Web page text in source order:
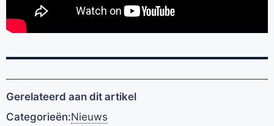
Gerelateerd aan dit artikel
Categorieën:Nieuws